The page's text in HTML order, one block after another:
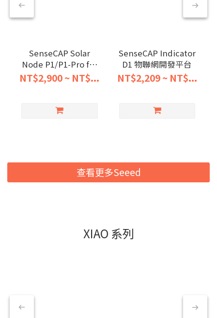
SenseCAP Solar
Node P1/P1-Pro for
Meshtastic 太陽能通
NT$2,900 ~ NT$...
SenseCAP Indicator
D1 物聯網開發平台
NT$2,209 ~ NT$...
查看更多Seeed
XIAO 系列